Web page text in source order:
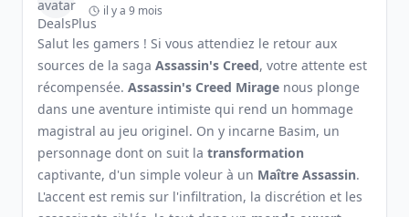
il y a 9 mois
Salut les gamers ! Si vous attendiez le retour aux
sources de la saga Assassin's Creed, votre attente est
récompensée. Assassin's Creed Mirage nous plonge
dans une aventure intimiste qui rend un hommage
magistral au jeu originel. On y incarne Basim, un
personnage dont on suit la transformation
captivante, d'un simple voleur à un Maître Assassin.
L'accent est remis sur l'infiltration, la discrétion et les